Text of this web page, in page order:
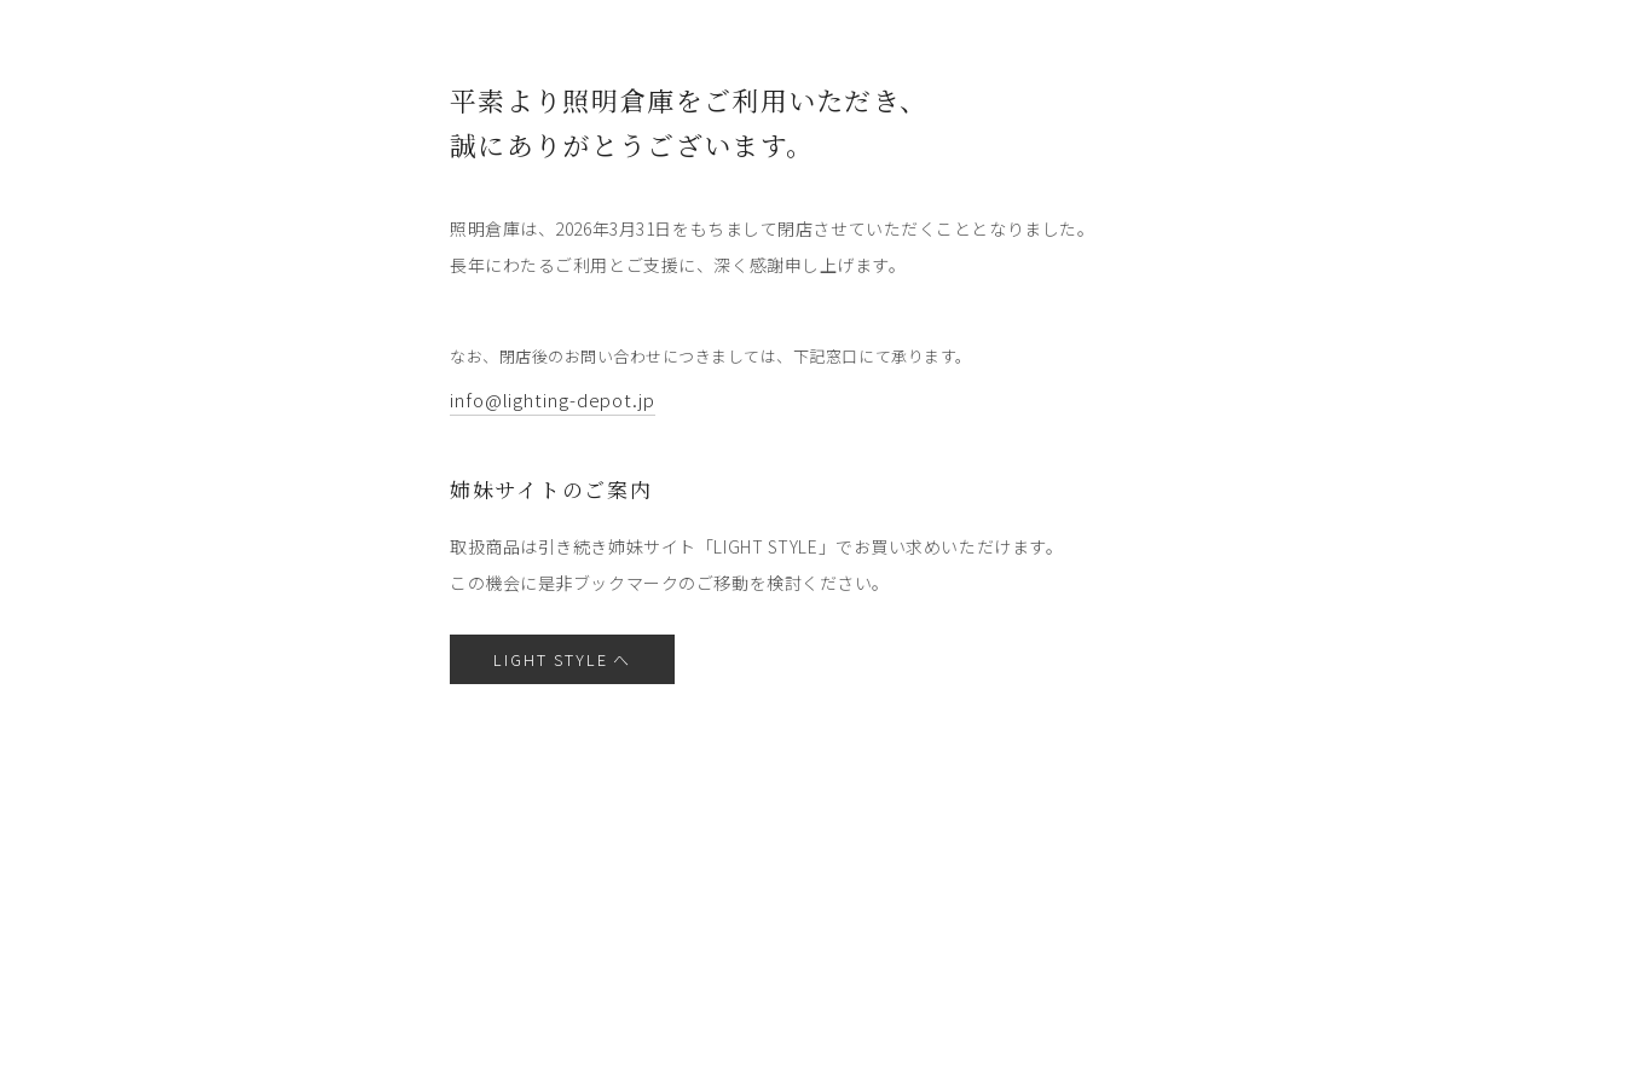
平素より照明倉庫をご利用いただき、
誠にありがとうございます。
照明倉庫は、2026年3月31日をもちまして閉店させていただくこととなりました。
長年にわたるご利用とご支援に、深く感謝申し上げます。
なお、閉店後のお問い合わせにつきましては、下記窓口にて承ります。
info@lighting-depot.jp
姉妹サイトのご案内
取扱商品は引き続き姉妹サイト「LIGHT STYLE」でお買い求めいただけます。
この機会に是非ブックマークのご移動を検討ください。
LIGHT STYLE へ